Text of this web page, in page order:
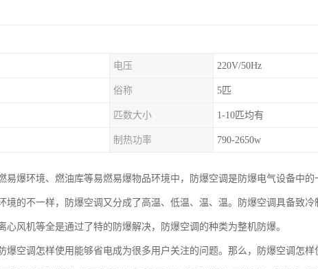
电压 220V/50Hz
俗称 5匹
匹数大小 1-10匹均有
制热功率 790-2650w
易爆环境、燃油库等易燃易爆物品环境中，防爆空调是防爆电气设备中
境的不一样，防爆空调又分成了高温、低温、温、温。防爆空调具备致冷
风机等全是通过了特的防爆解决，防爆空调的种类为整机防爆。
爆空调怎样使用能够省电成为很多用户关注的问题。那么，防爆空调怎样